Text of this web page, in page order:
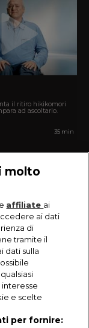
il ritiro hikikomori
ad ascoltarlo.
35 min
molto
affiliate ai
ai dati
di
tramite il
dati sulla
e scelte
per fornire: